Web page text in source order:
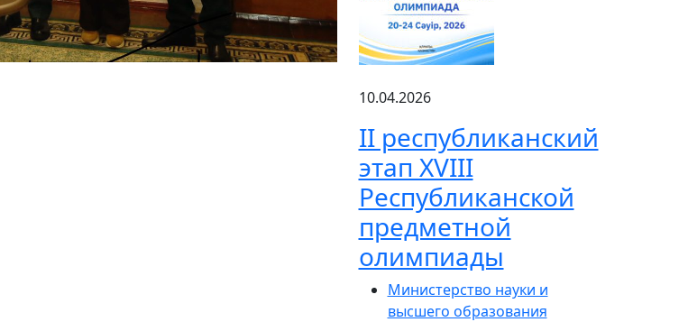
10.04.2026
ІІ республиканский
этап XVIII
Республиканской
предметной
олимпиады
Министерство науки и
высшего образования